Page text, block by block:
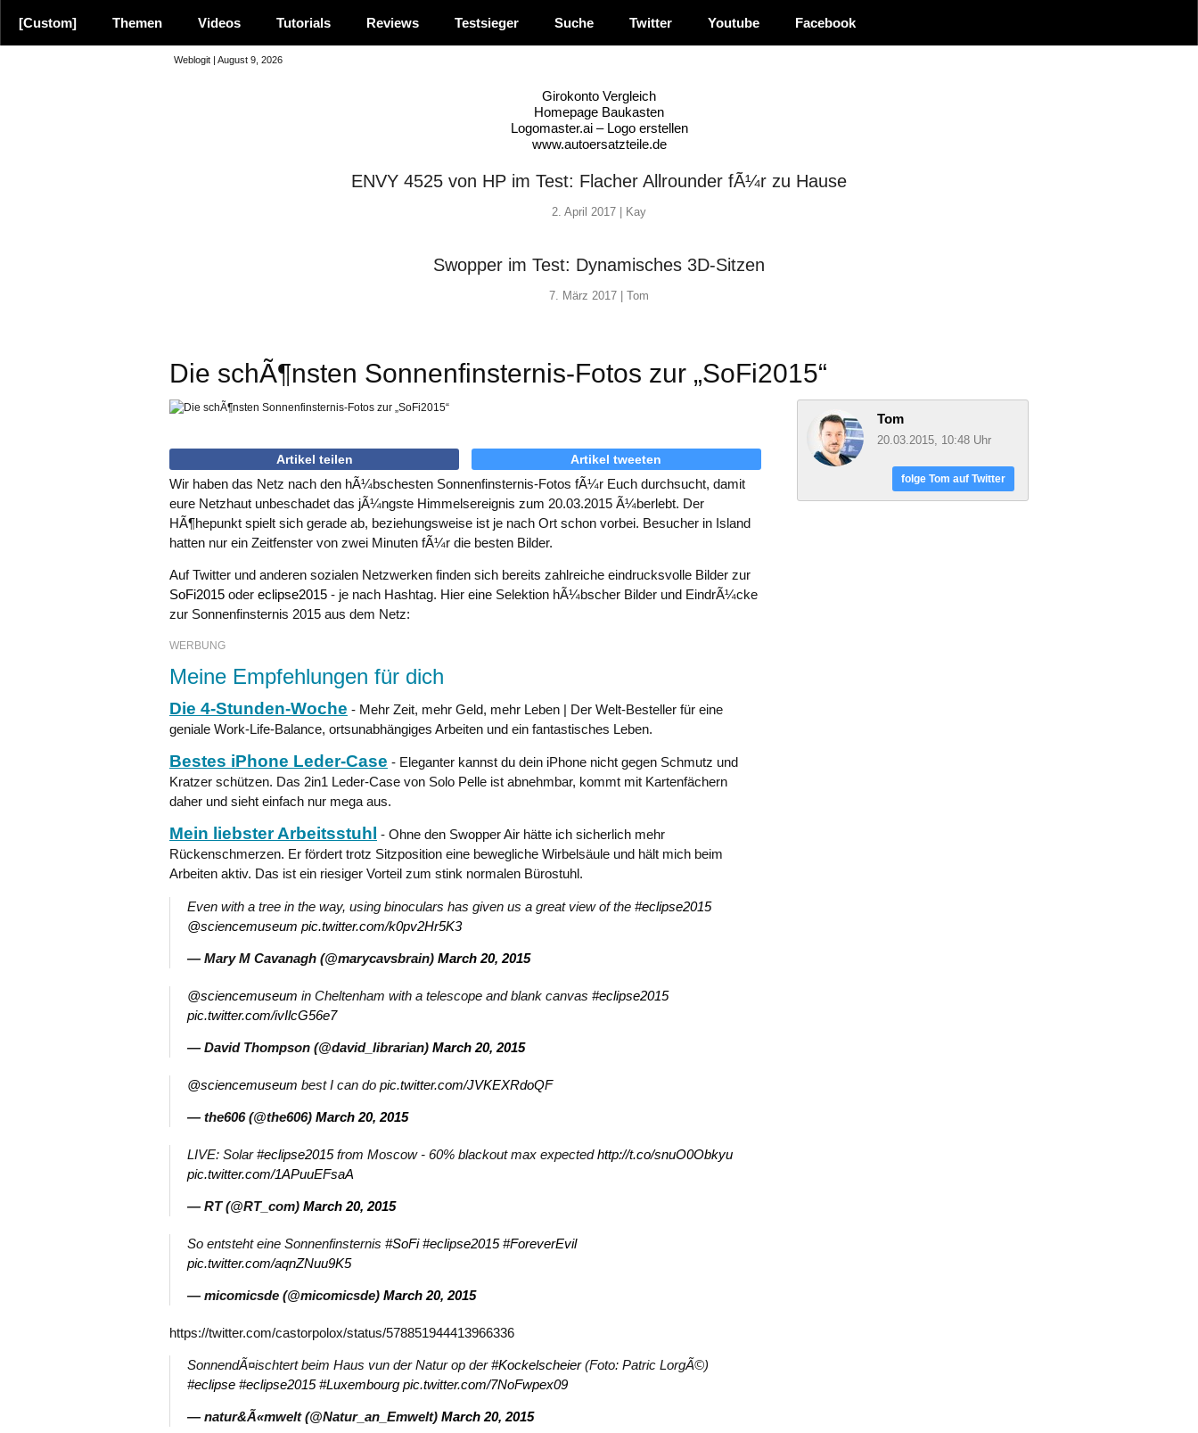
[Custom] Themen Videos Tutorials Reviews Testsieger Suche Twitter Youtube Facebook
Weblogit | August 9, 2026
Girokonto Vergleich
Homepage Baukasten
Logomaster.ai – Logo erstellen
www.autoersatzteile.de
ENVY 4525 von HP im Test: Flacher Allrounder fÃ¼r zu Hause
2. April 2017 | Kay
Swopper im Test: Dynamisches 3D-Sitzen
7. März 2017 | Tom
Empfehlung
Die schÃ¶nsten Sonnenfinsternis-Fotos zur „SoFi2015“
Artikel teilen Artikel tweeten
Wir haben das Netz nach den hÃ¼bschesten Sonnenfinsternis-Fotos fÃ¼r Euch durchsucht, damit
eure Netzhaut unbeschadet das jÃ¼ngste Himmelsereignis zum 20.03.2015 Ã¼berlebt. Der
HÃ¶hepunkt spielt sich gerade ab, beziehungsweise ist je nach Ort schon vorbei. Besucher in Island
hatten nur ein Zeitfenster von zwei Minuten fÃ¼r die besten Bilder.
Auf Twitter und anderen sozialen Netzwerken finden sich bereits zahlreiche eindrucksvolle Bilder zur
SoFi2015 oder eclipse2015 - je nach Hashtag. Hier eine Selektion hÃ¼bscher Bilder und EindrÃ¼cke
zur Sonnenfinsternis 2015 aus dem Netz:
WERBUNG
Meine Empfehlungen für dich
Die 4-Stunden-Woche - Mehr Zeit, mehr Geld, mehr Leben | Der Welt-Besteller für eine
geniale Work-Life-Balance, ortsunabhängiges Arbeiten und ein fantastisches Leben.
Bestes iPhone Leder-Case - Eleganter kannst du dein iPhone nicht gegen Schmutz und
Kratzer schützen. Das 2in1 Leder-Case von Solo Pelle ist abnehmbar, kommt mit Kartenfächern
daher und sieht einfach nur mega aus.
Mein liebster Arbeitsstuhl - Ohne den Swopper Air hätte ich sicherlich mehr
Rückenschmerzen. Er fördert trotz Sitzposition eine bewegliche Wirbelsäule und hält mich beim
Arbeiten aktiv. Das ist ein riesiger Vorteil zum stink normalen Bürostuhl.
Even with a tree in the way, using binoculars has given us a great view of the #eclipse2015
@sciencemuseum pic.twitter.com/k0pv2Hr5K3
— Mary M Cavanagh (@marycavsbrain) March 20, 2015
@sciencemuseum in Cheltenham with a telescope and blank canvas #eclipse2015
pic.twitter.com/ivIlcG56e7
— David Thompson (@david_librarian) March 20, 2015
@sciencemuseum best I can do pic.twitter.com/JVKEXRdoQF
— the606 (@the606) March 20, 2015
LIVE: Solar#eclipse2015from Moscow - 60% blackout max expectedhttp://t.co/snuO0Obkyu
pic.twitter.com/1APuuEFsaA
— RT (@RT_com) March 20, 2015
So entsteht eine Sonnenfinsternis #SoFi #eclipse2015 #ForeverEvil
pic.twitter.com/aqnZNuu9K5
— micomicsde (@micomicsde) March 20, 2015
https://twitter.com/castorpolox/status/578851944413966336
SonnendÃ¤ischtert beim Haus vun der Natur op der#Kockelscheier(Foto: Patric LorgÃ©)
#eclipse #eclipse2015 #Luxembourg pic.twitter.com/7NoFwpex09
— natur&Ã«mwelt (@Natur_an_Emwelt) March 20, 2015
Tom
20.03.2015, 10:48 Uhr
folge Tom auf Twitter